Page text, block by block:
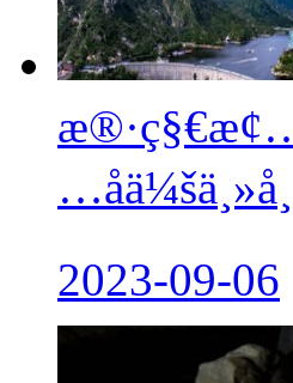
…åä¼šä¸»å¸­
2023-09-06